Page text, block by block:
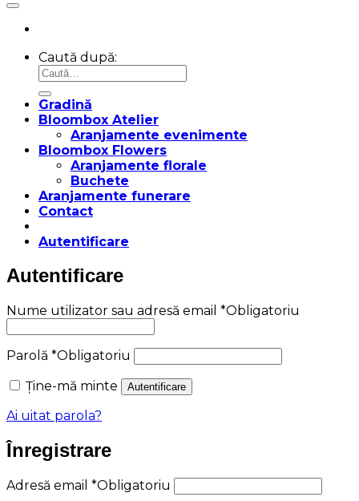
Caută după:
Gradină
Bloombox Atelier
Aranjamente evenimente
Bloombox Flowers
Aranjamente florale
Buchete
Aranjamente funerare
Contact
Autentificare
Autentificare
Nume utilizator sau adresă email *Obligatoriu
Parolă *Obligatoriu
Ține-mă minte
Autentificare
Ai uitat parola?
Înregistrare
Adresă email *Obligatoriu